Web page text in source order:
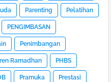
Parenting Pelatihan
PENGIMBASAN
Penimbangan
Ramadhan PHBS
Pramuka Prestasi